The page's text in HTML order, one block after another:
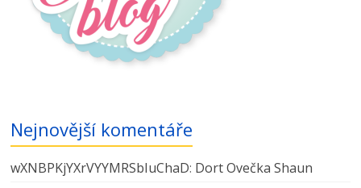
Nejnovější komentáře
wXNBPKjYXrVYYMRSbIuChaD: Dort Ovečka Shaun